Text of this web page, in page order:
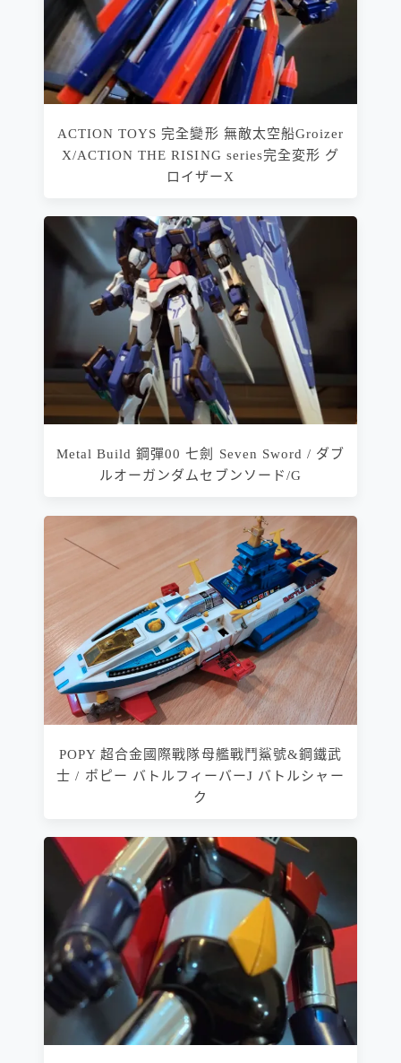
ACTION TOYS 完全變形 無敵太空船Groizer
X/ACTION THE RISING series完全変形 グ
ロイザーX
Metal Build 鋼彈00 七劍 Seven Sword / ダブ
ルオーガンダムセブンソード/G
POPY 超合金國際戰隊母艦戰鬥鯊號&鋼鐵武
士 / ポピー バトルフィーバーJ バトルシャー
ク